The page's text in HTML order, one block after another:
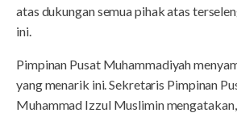
atas dukungan semua pihak atas
ini.
Pimpinan Pusat Muhammadiyah
yang menarik ini. Sekretaris Pimpinan
Muhammad Izzul Muslimin